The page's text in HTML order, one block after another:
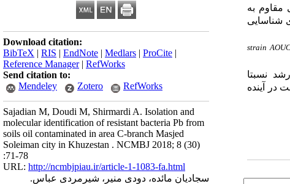
Download citation:
BibTeX | RIS | EndNote | Medlars | ProCite |
Reference Manager| RefWorks
Send citation to:
Mendeley
Zotero RefWorks
Sajadian M, Doudi M, Shirmardi A. Isolation and
molecular identification of resistant bacteria Pb from
soils oil contaminated in area C-branch Masjed
Soleiman city in Khuzestan . NCMBJ 2018; 8 (30)
:71-78
URL: http://ncmbjpiau.ir/article-1-1083-fa.html
سجادیان مائده، دودی منیر، شیرمردی عباس.
مقاوم به
برای شناسایی
strain
نسبتا
در آینده